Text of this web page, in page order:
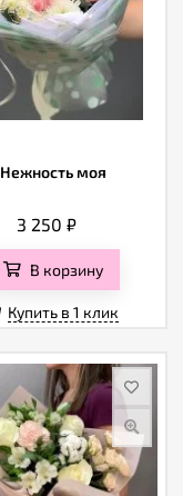
Нежность моя
3 250₽
В корзину
Купить в 1 клик